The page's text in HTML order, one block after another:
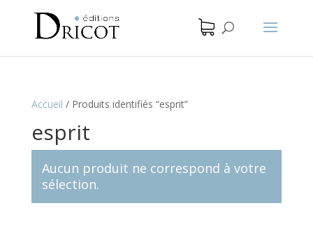
Accueil / Produits identifiés “esprit”
esprit
Aucun produit ne correspond à votre
sélection.